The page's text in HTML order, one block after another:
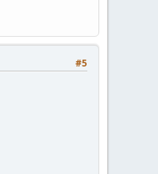
#5